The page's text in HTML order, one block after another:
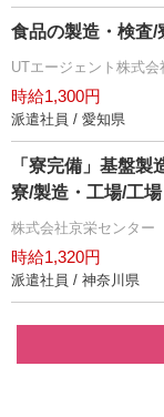
食品の製造・検査/
UTエージェント株式
時給1,300円
派遣社員 / 愛知県
「寮完備」基盤
寮/製造・工場/工
株式会社京栄センター
時給1,320円
派遣社員 / 神奈川県